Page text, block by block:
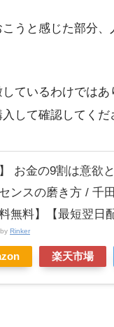
うと感じた部分
ているわけでは
して確認してくだ
】 お金の9割は意欲
ンスの磨き方 / 千
無料】【最短翌日
Rinker
楽天市場